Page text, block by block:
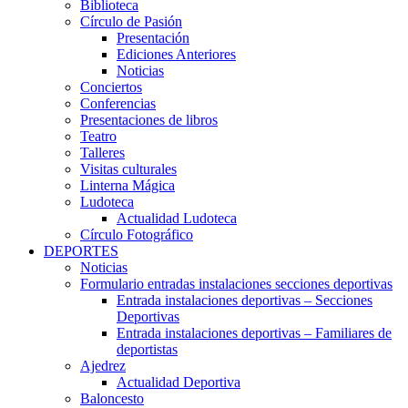
Biblioteca
Círculo de Pasión
Presentación
Ediciones Anteriores
Noticias
Conciertos
Conferencias
Presentaciones de libros
Teatro
Talleres
Visitas culturales
Linterna Mágica
Ludoteca
Actualidad Ludoteca
Círculo Fotográfico
DEPORTES
Noticias
Formulario entradas instalaciones secciones deportivas
Entrada instalaciones deportivas – Secciones
Deportivas
Entrada instalaciones deportivas – Familiares de
deportistas
Ajedrez
Actualidad Deportiva
Baloncesto